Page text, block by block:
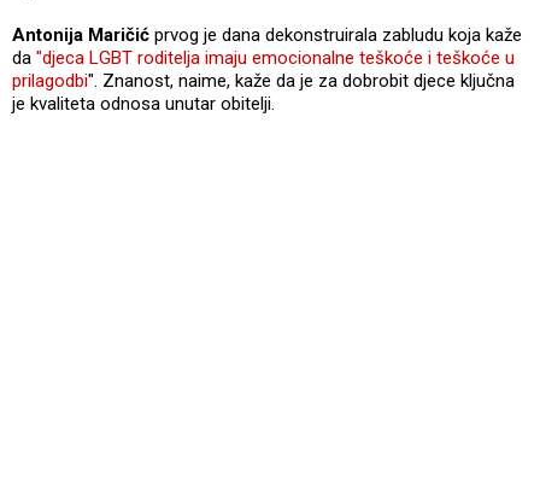
Antonija Maričić prvog je dana dekonstruirala zabludu koja kaže
da "djeca LGBT roditelja imaju emocionalne teškoće i teškoće u
prilagodbi". Znanost, naime, kaže da je za dobrobit djece ključna
je kvaliteta odnosa unutar obitelji.